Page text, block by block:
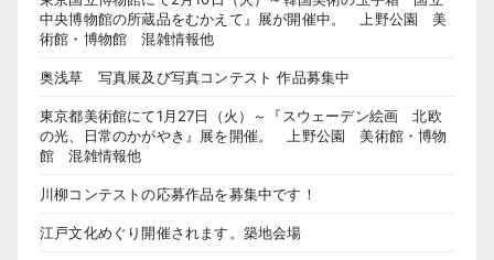
中央博物館の所蔵品をむかえて』展が開催中。 上野公園 美
術館・博物館 混雑情報他
奥浅草 写真展及び写真コンテスト 作品募集中
東京都美術館にて1月27日（火）～『スウェーデン絵画 北欧
の光、日常のかがやき』展を開催。 上野公園 美術館・博物
館 混雑情報他
川柳コンテストの応募作品を募集中です！
江戸文化めぐり開催されます。築地会場